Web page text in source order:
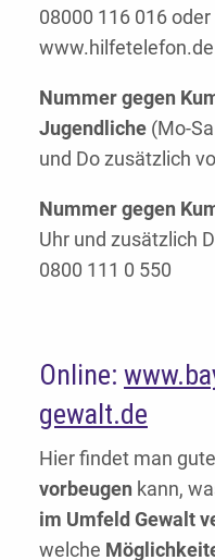
08000 116 016
www.hilfetelefon.de
Nummer gegen
Jugendliche (Mo-
und Do zusätzlich
Nummer gegen
Uhr und zusätzlich
0800 111 0 550
Online:
gewalt.de
Hier findet man
vorbeugen kann,
im Umfeld Gewalt
welche